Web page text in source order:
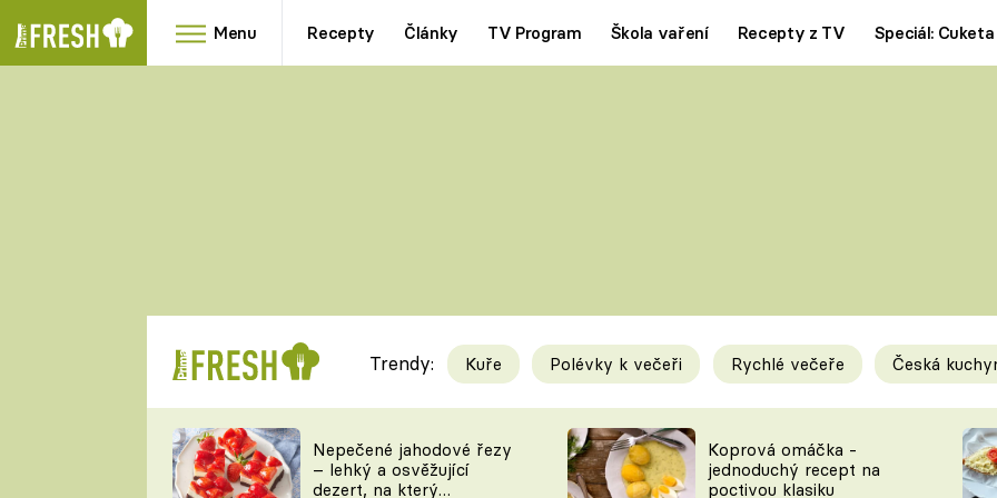
Menu Recepty Články TV Program Škola vaření Recepty z TV Speciál: Cuketa
RYCHLOVKY
Videorecepty
TEĎ VAŘÍ ŠÉF!
Tipy a triky
KAM ZA JÍDLEM
Trendy: Kuře Polévky k večeři Rychlé večeře Česká
Nepečené jahodové řezy
– lehký a osvěžující
dezert, na který
Koprová omáčka -
jednoduchý recept na
poctivou klasiku